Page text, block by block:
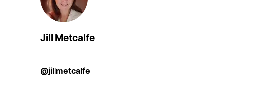
Jill Metcalfe
@jillmetcalfe